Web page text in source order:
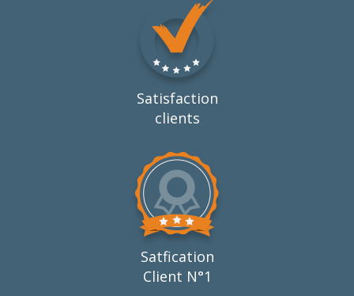
Satisfaction
clients
Satfication
Client N°1